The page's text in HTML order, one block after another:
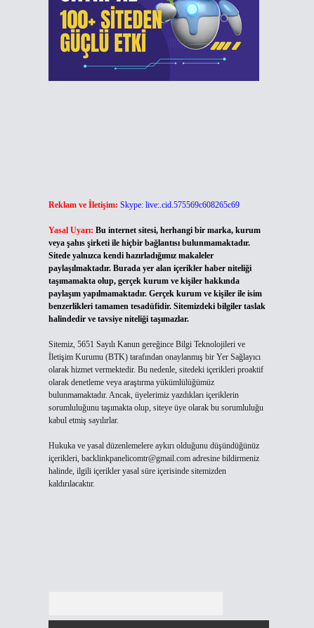
Reklam ve İletişim: Skype: live:.cid.575569c608265c69
Yasal Uyarı: Bu internet sitesi, herhangi bir marka, kurum
veya şahıs şirketi ile hiçbir bağlantısı bulunmamaktadır.
Sitede yalnızca kendi hazırladığımız makaleler
paylaşılmaktadır. Burada yer alan içerikler haber niteliği
taşımamakta olup, gerçek kurum ve kişiler hakkında
paylaşım yapılmamaktadır. Gerçek kurum ve kişiler ile isim
benzerlikleri tamamen tesadüfidir. Sitemizdeki bilgiler taslak
halindedir ve tavsiye niteliği taşımazlar.
Sitemiz, 5651 Sayılı Kanun gereğince Bilgi Teknolojileri ve
İletişim Kurumu (BTK) tarafından onaylanmış bir Yer Sağlayıcı
olarak hizmet vermektedir. Bu nedenle, sitedeki içerikleri proaktif
olarak denetleme veya araştırma yükümlülüğümüz
bulunmamaktadır. Ancak, üyelerimiz yazdıkları içeriklerin
sorumluluğunu taşımakta olup, siteye üye olarak bu sorumluluğu
kabul etmiş sayılırlar.
Hukuka ve yasal düzenlemelere aykırı olduğunu düşündüğünüz
içerikleri, backlinkpanelicomtr@gmail.comadresine bildirmeniz
halinde, ilgili içerikler yasal süre içerisinde sitemizden
kaldırılacaktır.